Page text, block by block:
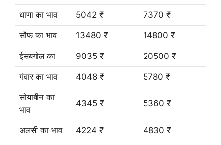
धाणा का भाव 5042 ₹ 7370 ₹
सौफ का भाव 13480 ₹ 14800 ₹
ईसबगोल का 9035 ₹ 20500 ₹
गंवार का भाव 4048 ₹ 5780 ₹
सोयाबीन का
भाव
4345 ₹ 5360 ₹
अलसी का भाव 4224 ₹ 4830 ₹